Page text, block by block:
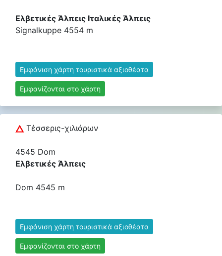
Ελβετικές Άλπεις Ιταλικές Άλπεις
Signalkuppe 4554 m
Εμφάνιση χάρτη τουριστικά αξιοθέατα
Εμφανίζονται στο χάρτη
Τέσσερις-χιλιάρων
4545 Dom
Ελβετικές Άλπεις
Dom 4545 m
Εμφάνιση χάρτη τουριστικά αξιοθέατα
Εμφανίζονται στο χάρτη